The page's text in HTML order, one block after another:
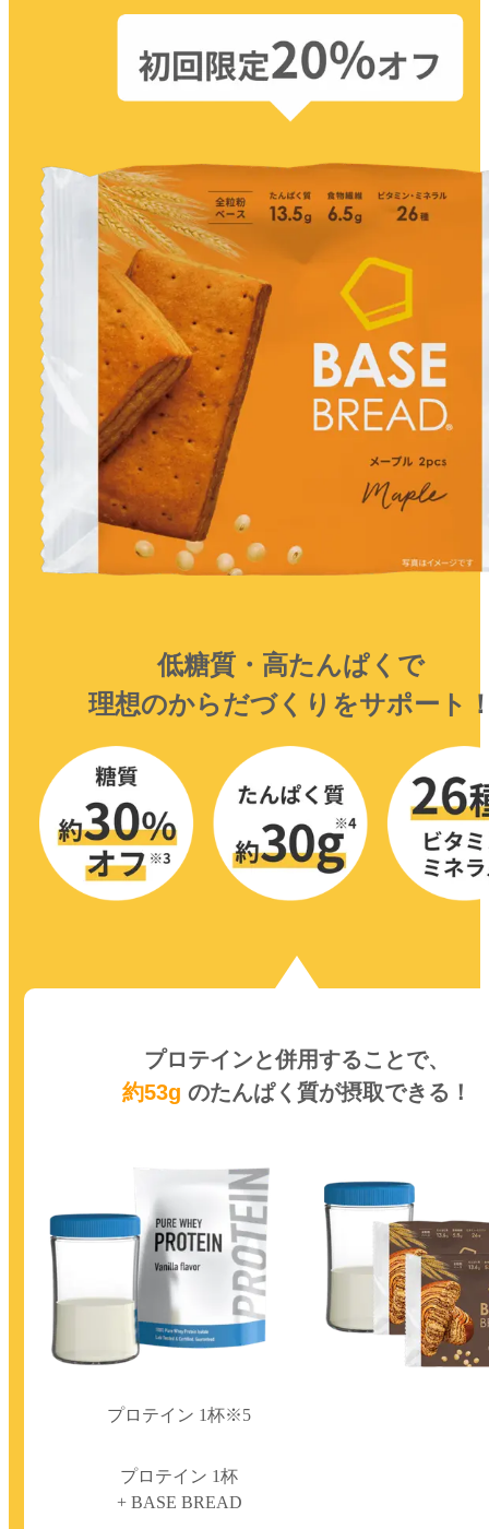
低糖質・高たんぱくで
理想のからだづくりをサポート
プロテインと併用することで、
約53g のたんぱく質が摂取できる！
プロテイン 1杯※5
プロテイン 1杯
+ BASE BREAD